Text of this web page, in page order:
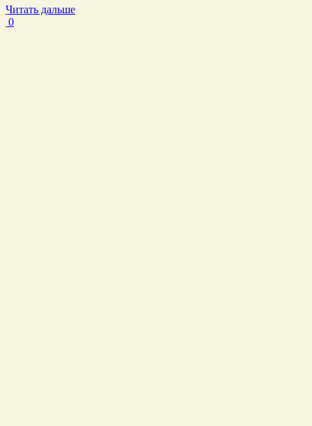
Читать дальше
0